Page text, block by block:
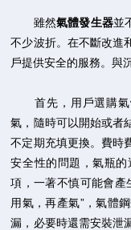
雖然氣體發生器並
不少波折。在不斷改進
戶提供安全的服務。與
首先，用戶選購氣
氣，隨時可以開始或者
不定期充填更換。費時
安全性的問題，氣瓶
項，一著不慎可能會產
用氣，再產氣”，氣體
漏，必要時還需安裝泄